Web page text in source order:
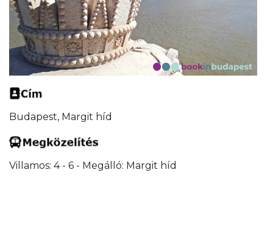
Budapest, Margit híd
Villamos: 4 - 6 - Megálló: Margit híd